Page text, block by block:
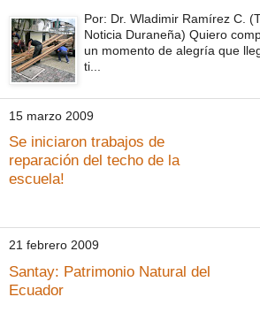
Por: Dr. Wladimir Ramírez C.
Noticia Duraneña) Quiero
un momento de alegría que
ti...
15 marzo 2009
Se iniciaron trabajos de
reparación del techo de la
escuela!
21 febrero 2009
Santay: Patrimonio Natural del
Ecuador